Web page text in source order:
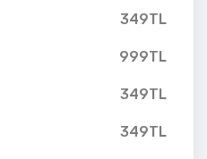
349TL
999TL
349TL
349TL